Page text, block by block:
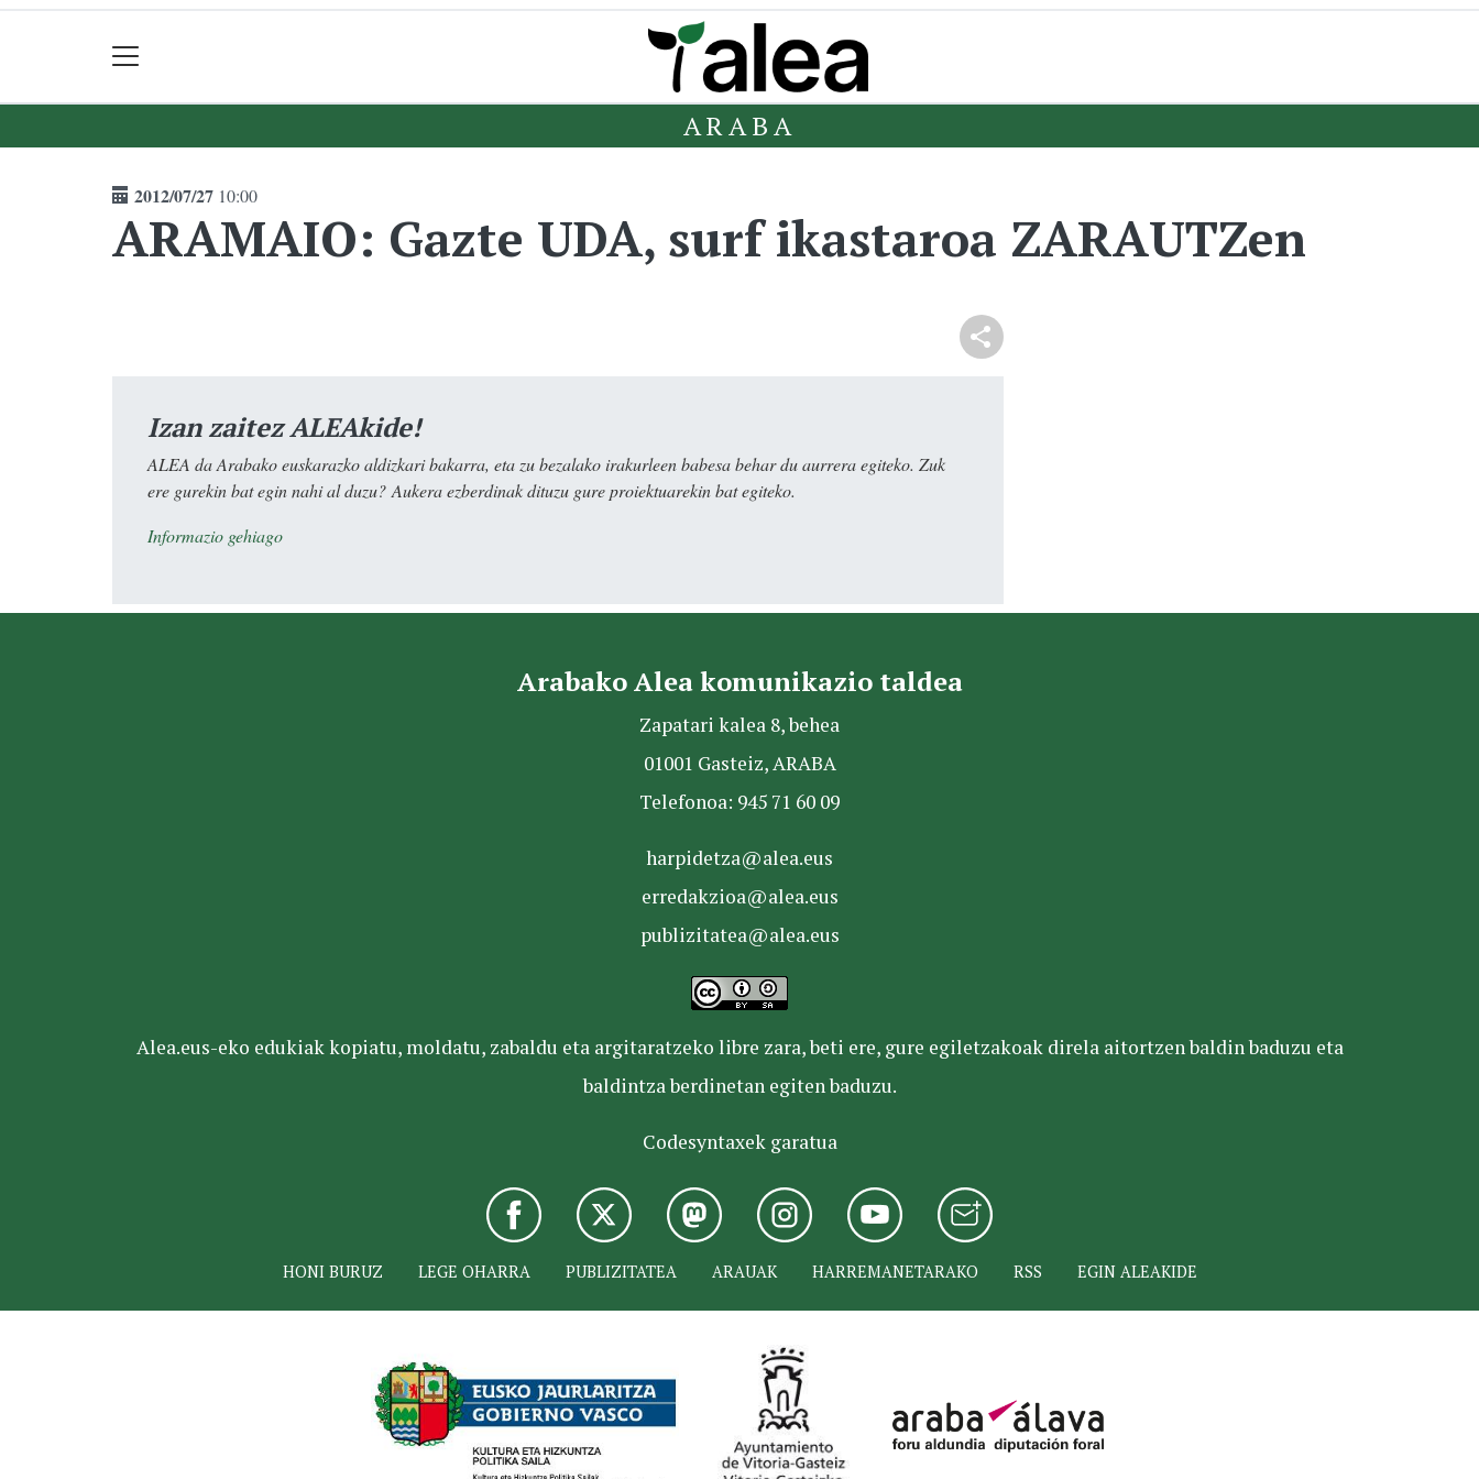
ARABA
2012/07/27 10:00
ARAMAIO: Gazte UDA, surf ikastaroa ZARAUTZen
Izan zaitez ALEAkide!
ALEA da Arabako euskarazko aldizkari bakarra, eta zu bezalako irakurleen babesa behar du aurrera egiteko. Zuk
ere gurekin bat egin nahi al duzu? Aukera ezberdinak dituzu gure proiektuarekin bat egiteko.
Informazio gehiago
Arabako Alea komunikazio taldea
Zapatari kalea 8, behea
01001 Gasteiz, ARABA
Telefonoa: 945 71 60 09
harpidetza@alea.eus
erredakzioa@alea.eus
publizitatea@alea.eus
Alea.eus-eko edukiak kopiatu, moldatu, zabaldu eta argitaratzeko libre zara, beti ere, gure egiletzakoak direla aitortzen baldin baduzu eta
baldintza berdinetan egiten baduzu.
Codesyntaxek garatua
HONI BURUZ LEGE OHARRA PUBLIZITATEA ARAUAK HARREMANETARAKO RSS EGIN ALEAKIDE